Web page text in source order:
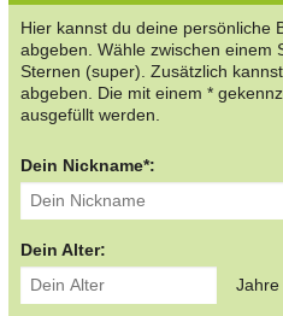
Hier kannst du deine persönliche
abgeben. Wähle zwischen einem
Sternen (super). Zusätzlich
abgeben. Die mit einem *
ausgefüllt werden.
Dein Nickname*:
Dein Alter:
Jahre